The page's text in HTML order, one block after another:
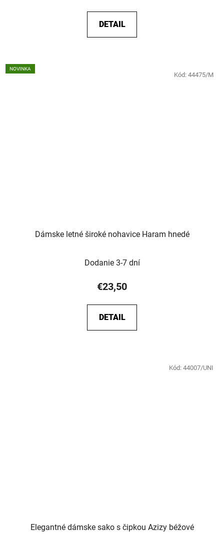
DETAIL
NOVINKA
Dámske letné široké nohavice Haram hnedé
Dodanie 3-7 dní
€23,50
DETAIL
Kód: 44475/M
Elegantné dámske sako s čipkou Azizy béžové
Kód: 44007/UNI